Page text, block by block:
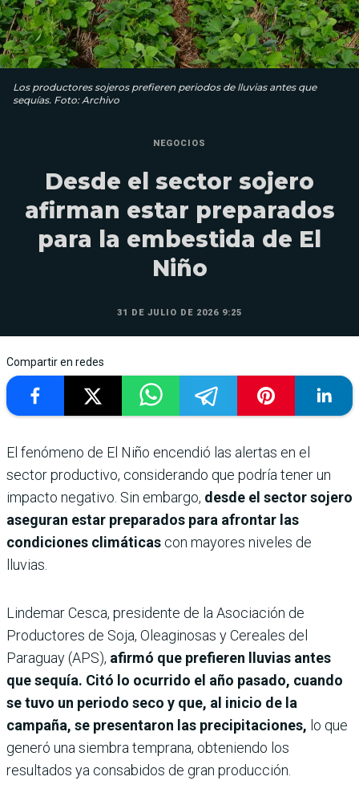
Los productores sojeros prefieren periodos de lluvias antes que
sequías. Foto: Archivo
NEGOCIOS
Desde el sector sojero
afirman estar preparados
para la embestida de El
Niño
31 DE JULIO DE 2026 9:25
Compartir en redes
El fenómeno de El Niño encendió las alertas en el
sector productivo, considerando que podría tener un
impacto negativo. Sin embargo, desde el sector sojero
aseguran estar preparados para afrontar las
condiciones climáticas con mayores niveles de
lluvias.
Lindemar Cesca, presidente de la Asociación de
Productores de Soja, Oleaginosas y Cereales del
Paraguay (APS), afirmó que prefieren lluvias antes
que sequía. Citó lo ocurrido el año pasado, cuando
se tuvo un periodo seco y que, al inicio de la
campaña, se presentaron las precipitaciones, lo que
generó una siembra temprana, obteniendo los
resultados ya consabidos de gran producción.